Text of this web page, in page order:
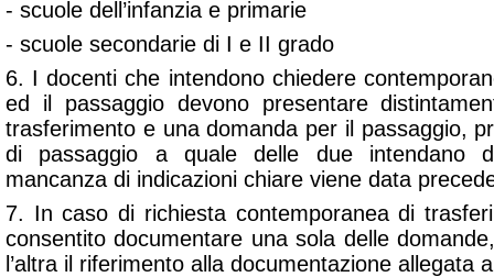
- scuole dell’infanzia e primarie
- scuole secondarie di I e II grado
6. I docenti che intendono chiedere
ed il passaggio devono presentare
trasferimento e una domanda per il passaggio,
di passaggio a quale delle due intendano
mancanza di indicazioni chiare viene data
7. In caso di richiesta contemporanea di
consentito documentare una sola delle
l’altra il riferimento alla documentazione allegata